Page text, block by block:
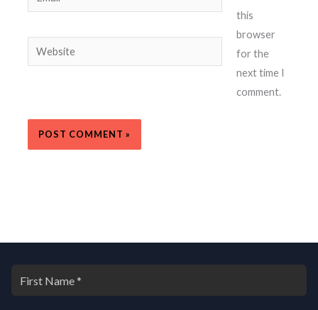
Website
this
browser
for the
next time I
comment.